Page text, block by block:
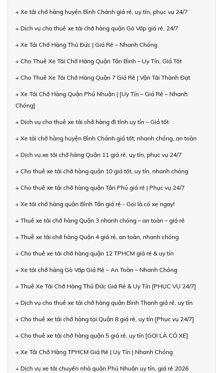
+ Xe tải chở hàng huyện Bình Chánh giá rẻ, uy tín, phục vụ 24/7
+ Dịch vụ cho thuê xe tải chở hàng quận Gò Vấp giá rẻ, 24/7
+ Xe Tải Chở Hàng Thủ Đức | Giá Rẻ – Nhanh Chóng
+ Cho Thuê Xe Tải Chở Hàng Quận Tân Bình – Uy Tín, Giá Tốt
+ Cho Thuê Xe Tải Chở Hàng Quận 7 Giá Rẻ | Vận Tải Thành Đạt
+ Xe Tải Chở Hàng Quận Phú Nhuận | [Uy Tín – Giá Rẻ – Nhanh
Chóng]
+ Dịch vụ cho thuê xe tải chở hàng đi tỉnh uy tín – Giá tốt
+ Xe tải chở hàng huyện Bình Chánh giá tốt, nhanh chóng, an toàn
+ Dịch vụ xe tải chở hàng Quận 11 giá rẻ, uy tín, phục vụ 24/7
+ Cho thuê xe tải chở hàng quận 10 giá tốt, uy tín, nhanh chóng
+ Cho thuê xe tải chở hàng quận Tân Phú giá rẻ | Phục vụ 24/7
+ Xe tải chở hàng quận Bình Tân giá rẻ - Gọi là có xe ngay!
+ Thuê xe tải chở hàng Quận 3 nhanh chóng – an toàn – giá rẻ
+ Thuê xe tải chở hàng Quận 4 giá rẻ, an toàn, nhanh chóng
+ Cho thuê xe tải chở hàng quận 12 TPHCM giá rẻ & uy tín
+ Xe tải chở hàng Gò Vấp Giá Rẻ – An Toàn – Nhanh Chóng
+ Thuê Xe Tải Chở Hàng Thủ Đức Giá Rẻ & Uy Tín [PHỤC VỤ 24/7]
+ Dịch vụ cho thuê xe tải chở hàng quận Bình Thạnh giá rẻ, uy tín
+ Cho thuê xe tải chở hàng tại Quận 8 giá rẻ, uy tín [Phục vụ 24/7]
+ Cho thuê xe tải chở hàng quận 5 giá rẻ, uy tín [GỌI LÀ CÓ XE]
+ Xe Tải Chở Hàng TPHCM Giá Rẻ | Uy Tín | Nhanh Chóng
+ Dịch vụ xe tải chuyển nhà quận Phú Nhuận uy tín, giá rẻ 2026